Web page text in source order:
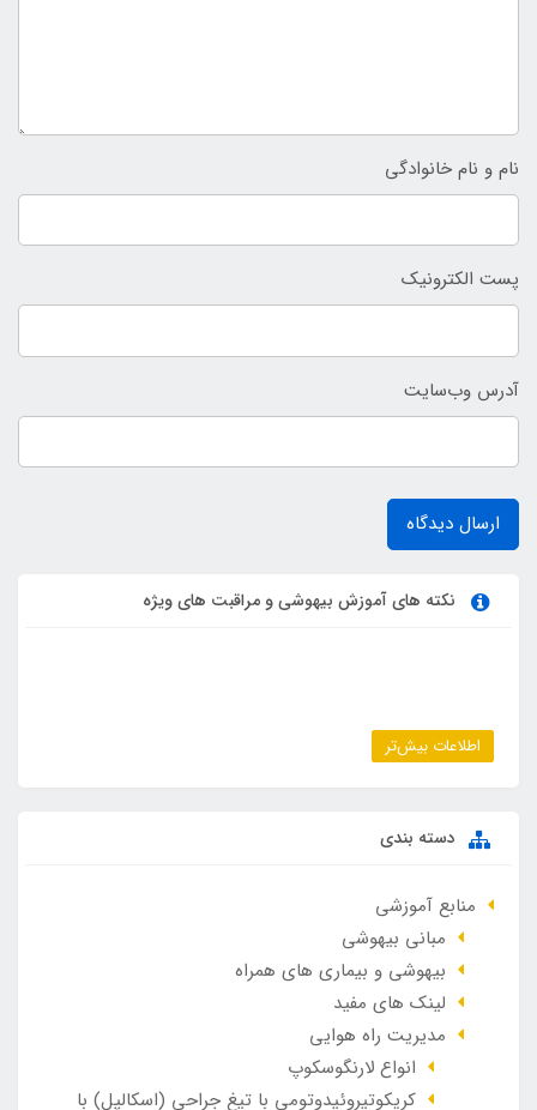
نام و نام خانوادگی
پست الکترونیک
آدرس وب‌سایت
ارسال دیدگاه
نکته های آموزش بیهوشی و مراقبت های ویژه
اطلاعات بیش‌تر
دسته بندی
منابع آموزشی
مبانی بیهوشی
بیهوشی و بیماری های همراه
لینک های مفید
مدیریت راه هوایی
انواع لارنگوسکوپ
کریکوتیروئیدوتومی با تیغ جراحی (اسکالپل) با